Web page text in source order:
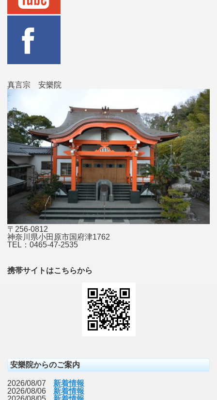
真言宗 安樂院
〒256-0812
神奈川県小田原市国府津1762
TEL：0465-47-2535
携帯サイトはこちらから
安樂院からのご案内
2026/08/07
新着情報
2026/08/06
新着情報